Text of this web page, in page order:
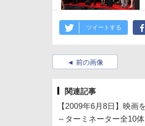
ツイートする
前の画像
関連記事
【2009年6月8日】映画
～ターミネーター全10